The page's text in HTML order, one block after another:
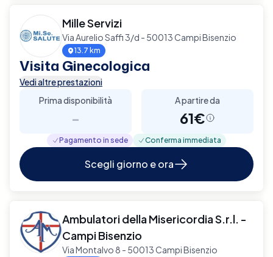
Mille Servizi
Via Aurelio Saffi 3/d - 50013 Campi Bisenzio
13.7 km
Visita Ginecologica
Vedi altre prestazioni
Prima disponibilità
-
A partire da
61€
Pagamento in sede Conferma immediata
Scegli giorno e ora
Ambulatori della Misericordia S.r.l. -
Campi Bisenzio
Via Montalvo 8 - 50013 Campi Bisenzio